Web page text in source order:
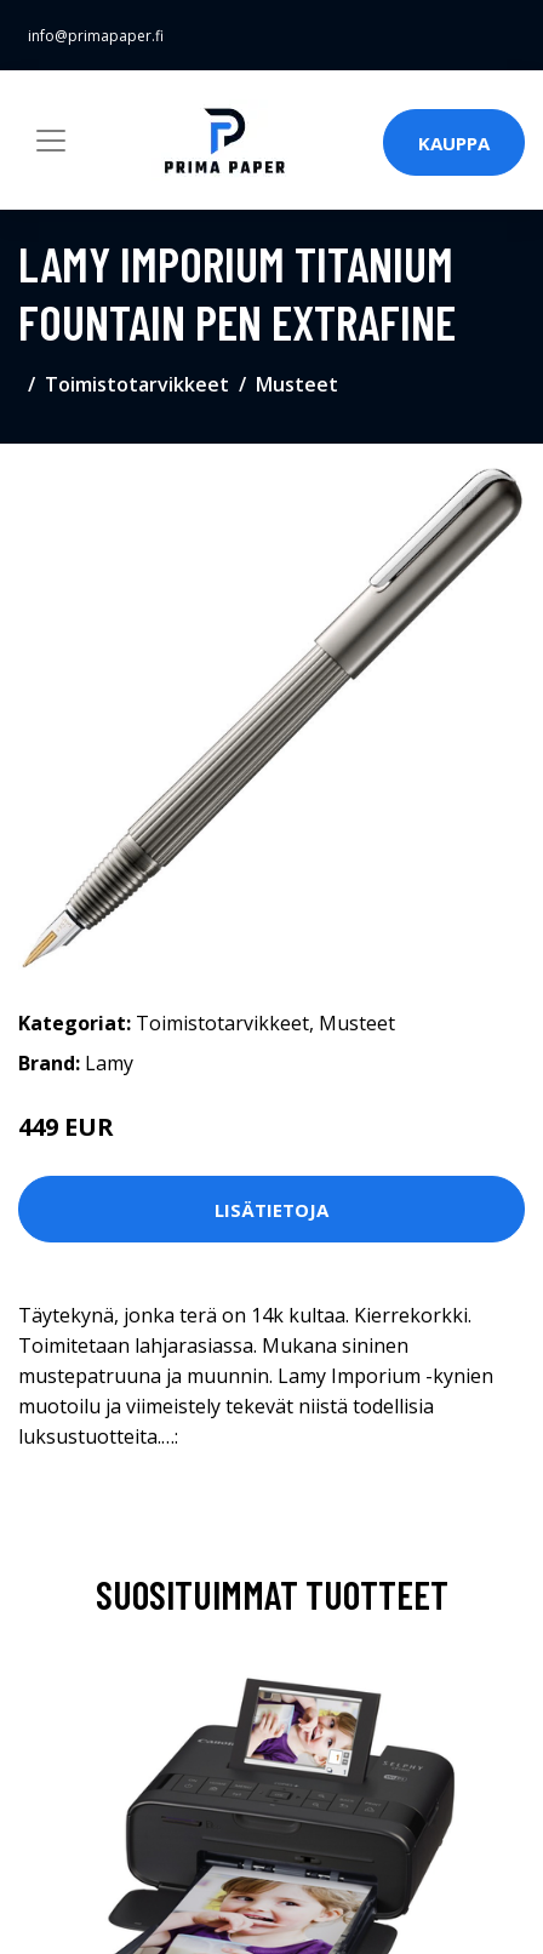
info@primapaper.fi
KAUPPA
LAMY IMPORIUM TITANIUM
FOUNTAIN PEN EXTRAFINE
Toimistotarvikkeet Musteet
Kategoriat: Toimistotarvikkeet, Musteet
Brand: Lamy
449 EUR
LISÄTIETOJA
Täytekynä, jonka terä on 14k kultaa. Kierrekorkki.
Toimitetaan lahjarasiassa. Mukana sininen
mustepatruuna ja muunnin. Lamy Imporium -kynien
muotoilu ja viimeistely tekevät niistä todellisia
luksustuotteita.…:
SUOSITUIMMAT TUOTTEET